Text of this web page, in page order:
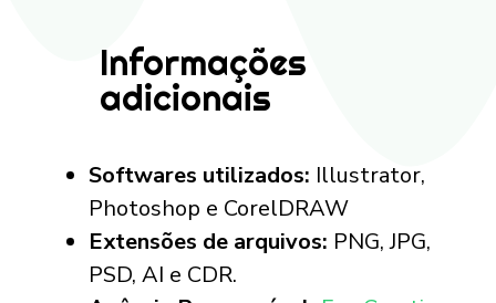
Informações
adicionais
Softwares utilizados: Illustrator,
Photoshop e CorelDRAW
Extensões de arquivos: PNG, JPG,
PSD, AI e CDR.